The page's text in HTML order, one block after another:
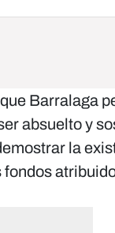
Barralaga
absuelto y
la